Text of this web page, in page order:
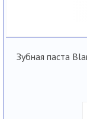
Зубная паста